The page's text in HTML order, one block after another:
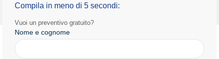
Informativa sulla privacyTermini e condizioni d'uso
Compila in meno di 5 secondi:
Vuoi un preventivo gratuito?
Nome e cognome